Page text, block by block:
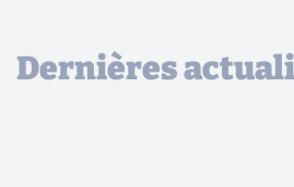
Dernières